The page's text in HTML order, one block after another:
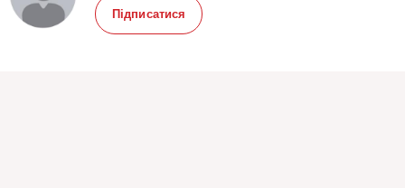
Підписатися